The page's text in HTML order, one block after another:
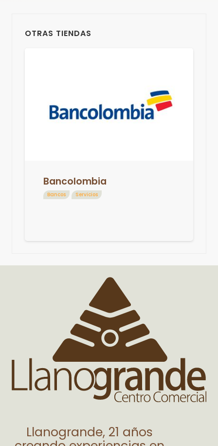
OTRAS TIENDAS
Bancolombia
Bancos Servicios
Llanogrande, 21 años